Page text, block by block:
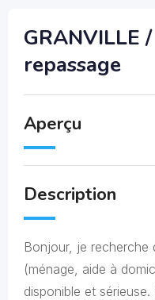
GRANVILLE
repassage
Aperçu
Description
Bonjour, je recherche
(ménage, aide à
disponible et